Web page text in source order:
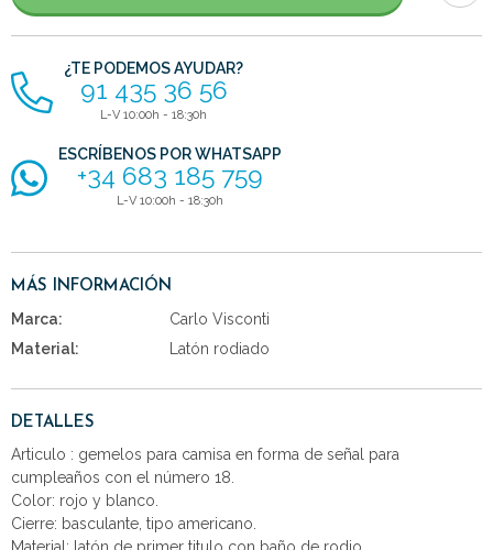
¿TE PODEMOS AYUDAR?
91 435 36 56
L-V 10:00h - 18:30h
ESCRÍBENOS POR WHATSAPP
+34 683 185 759
L-V 10:00h - 18:30h
MÁS INFORMACIÓN
Marca:
Carlo Visconti
Material:
Latón rodiado
DETALLES
Articulo : gemelos para camisa en forma de señal para
cumpleaños con el número 18.
Color: rojo y blanco.
Cierre: basculante, tipo americano.
Material: latón de primer titulo con baño de rodio.